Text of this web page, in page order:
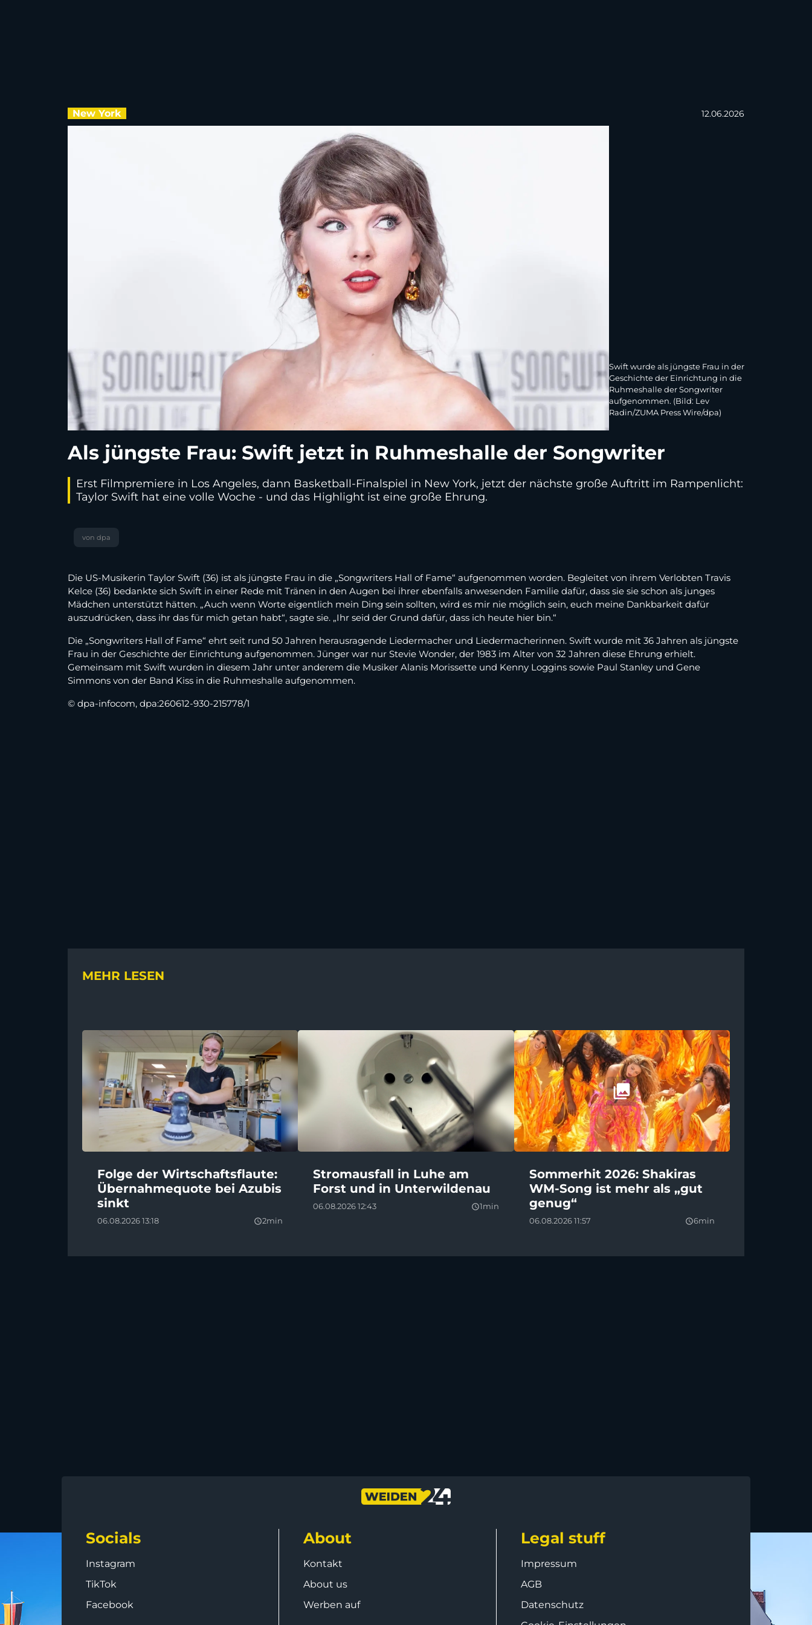
New York 12.06.2026
Swift wurde als jüngste Frau in der
Geschichte der Einrichtung in die
Ruhmeshalle der Songwriter
aufgenommen. (Bild: Lev
Radin/ZUMA Press Wire/dpa)
Als jüngste Frau: Swift jetzt in Ruhmeshalle der Songwriter
Erst Filmpremiere in Los Angeles, dann Basketball-Finalspiel in New York, jetzt der nächste große Auftritt im Rampenlicht:
Taylor Swift hat eine volle Woche - und das Highlight ist eine große Ehrung.
von dpa
Die US-Musikerin Taylor Swift (36) ist als jüngste Frau in die „Songwriters Hall of Fame“ aufgenommen worden. Begleitet von ihrem Verlobten Travis
Kelce (36) bedankte sich Swift in einer Rede mit Tränen in den Augen bei ihrer ebenfalls anwesenden Familie dafür, dass sie sie schon als junges
Mädchen unterstützt hätten. „Auch wenn Worte eigentlich mein Ding sein sollten, wird es mir nie möglich sein, euch meine Dankbarkeit dafür
auszudrücken, dass ihr das für mich getan habt“, sagte sie. „Ihr seid der Grund dafür, dass ich heute hier bin.“
Die „Songwriters Hall of Fame“ ehrt seit rund 50 Jahren herausragende Liedermacher und Liedermacherinnen. Swift wurde mit 36 Jahren als jüngste
Frau in der Geschichte der Einrichtung aufgenommen. Jünger war nur Stevie Wonder, der 1983 im Alter von 32 Jahren diese Ehrung erhielt.
Gemeinsam mit Swift wurden in diesem Jahr unter anderem die Musiker Alanis Morissette und Kenny Loggins sowie Paul Stanley und Gene
Simmons von der Band Kiss in die Ruhmeshalle aufgenommen.
© dpa-infocom, dpa:260612-930-215778/1
MEHR LESEN
Folge der Wirtschaftsflaute:
Übernahmequote bei Azubis
sinkt
06.08.2026 13:18 query_builder2min
Stromausfall in Luhe am
Forst und in Unterwildenau
06.08.2026 12:43 query_builder1min
Sommerhit 2026: Shakiras
WM-Song ist mehr als „gut
genug“
06.08.2026 11:57 query_builder6min
Socials
Instagram
TikTok
Facebook
About
Kontakt
About us
Werben auf
Legal stuff
Impressum
AGB
Datenschutz